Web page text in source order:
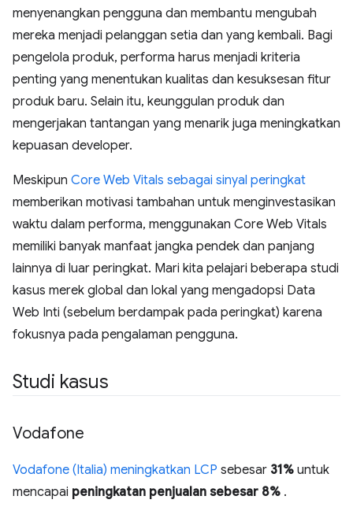
menyenangkan pengguna dan membantu mengubah
mereka menjadi pelanggan setia dan yang kembali. Bagi
pengelola produk, performa harus menjadi kriteria
penting yang menentukan kualitas dan kesuksesan fitur
produk baru. Selain itu, keunggulan produk dan
mengerjakan tantangan yang menarik juga meningkatkan
kepuasan developer.
Meskipun Core Web Vitals sebagai sinyal peringkat
memberikan motivasi tambahan untuk menginvestasikan
waktu dalam performa, menggunakan Core Web Vitals
memiliki banyak manfaat jangka pendek dan panjang
lainnya di luar peringkat. Mari kita pelajari beberapa studi
kasus merek global dan lokal yang mengadopsi Data
Web Inti (sebelum berdampak pada peringkat) karena
fokusnya pada pengalaman pengguna.
Studi kasus
Vodafone
Vodafone (Italia) meningkatkan LCP sebesar 31% untuk
mencapai peningkatan penjualan sebesar 8% .